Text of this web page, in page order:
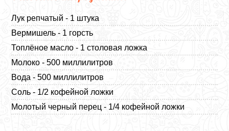
Лук репчатый - 1 штука
Вермишель - 1 горсть
Топлёное масло - 1 столовая ложка
Молоко - 500 миллилитров
Вода - 500 миллилитров
Соль - 1/2 кофейной ложки
Молотый черный перец - 1/4 кофейной ложки